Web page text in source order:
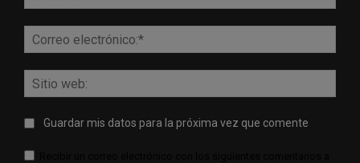
web:
Guardar mis datos para la próxima vez que comente